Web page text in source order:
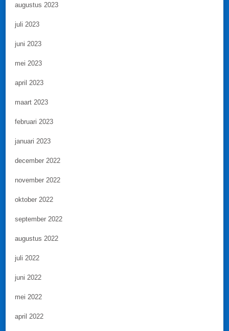
augustus 2023
juli 2023
juni 2023
mei 2023
april 2023
maart 2023
februari 2023
januari 2023
december 2022
november 2022
oktober 2022
september 2022
augustus 2022
juli 2022
juni 2022
mei 2022
april 2022